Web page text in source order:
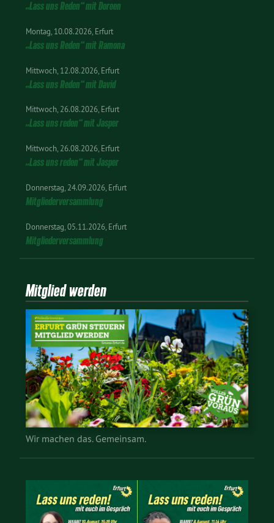
„Lass uns Reden“ mit Doreen
Montag 10.08.2026 Erfurt
„Lass uns Reden“ mit Ramona
Mittwoch 12.08.2026 Erfurt
„Lass uns Reden“ mit David
Mittwoch 26.08.2026 Erfurt
„Lass uns reden“ mit Jasper
Mittwoch 26.08.2026 Erfurt
„Lass uns reden“ mit Jasper
Donnerstag 24.09.2026 Erfurt
Mitgliederversammlung
Donnerstag 05.11.2026 Erfurt
Mitgliederversammlung
Mitglied werden
Wir machen das. Gemeinsam.